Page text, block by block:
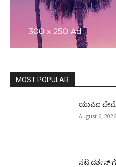
MOST POPULAR
ಯುಪಿಐ
August 6, 2026
ನಟ ದರ್ಶನ್ ಗೆ